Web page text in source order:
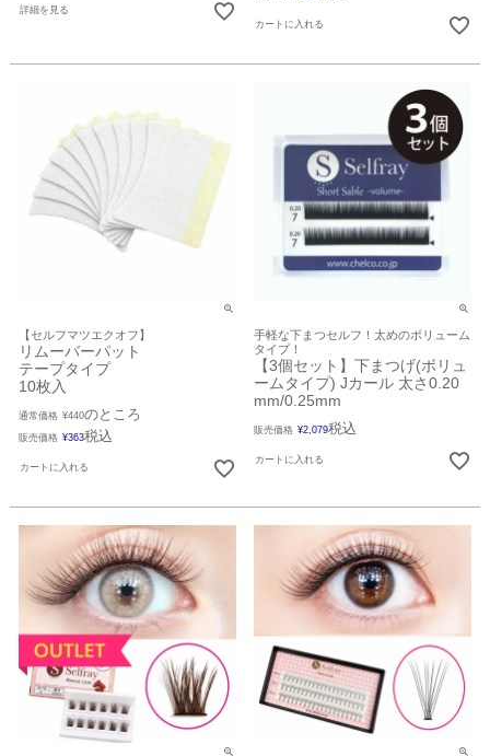
詳細を見る
カートに入れる
【セルフマツエクオフ】
リムーバーパット
テープタイプ
10枚入
通常価格 ¥440のところ
販売価格 ¥363税込
カートに入れる
手軽な下まつセルフ！太めのボリューム
タイプ！
【3個セット】下まつげ(ボリュ
ームタイプ) Jカール 太さ0.20
mm/0.25mm
販売価格 ¥2,079税込
カートに入れる